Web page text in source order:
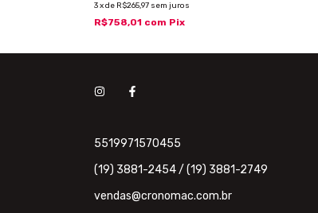
3xde R$265,97 sem juros
R$758,01 com Pix
5519971570455
(19) 3881-2454 / (19) 3881-2749
vendas@cronomac.com.br